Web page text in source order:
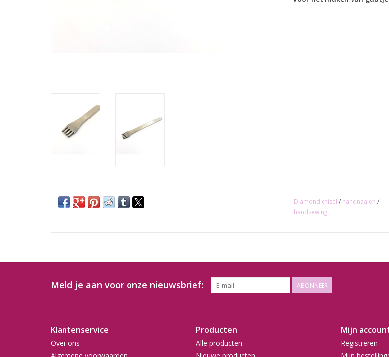
Diamond chisel / handnaaien /
handsewing
Meld je aan voor onze nieuwsbrief: ABONNEER
Klantenservice
Over ons
Algemene voorwaarden
Producten
Alle producten
Nieuwe producten
Mijn
Registreren
Mijn